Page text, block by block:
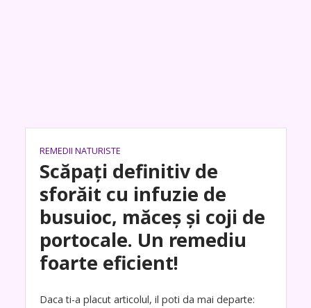
REMEDII NATURISTE
Scăpați definitiv de
sforăit cu infuzie de
busuioc, măceș și coji de
portocale. Un remediu
foarte eficient!
Daca ti-a placut articolul, il poti da mai departe: